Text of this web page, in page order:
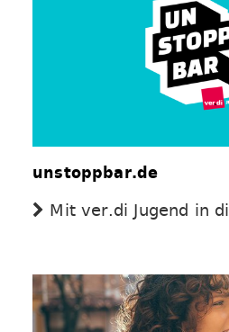
unstoppbar.de
Mit ver.di Jugend in